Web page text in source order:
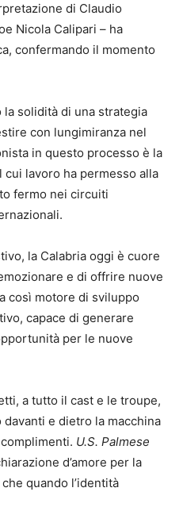
di Claudio
Nicola Calipari – ha
confermando il momento
solidità di una strategia
con lungimiranza nel
in questo processo è la
cui lavoro ha permesso alla
fermo nei circuiti
la Calabria oggi è cuore
e di offrire nuove
così motore di sviluppo
capace di generare
per le nuove
a tutto il cast e le troupe,
e dietro la macchina
U.S. Palmese
d’amore per la
quando l’identità